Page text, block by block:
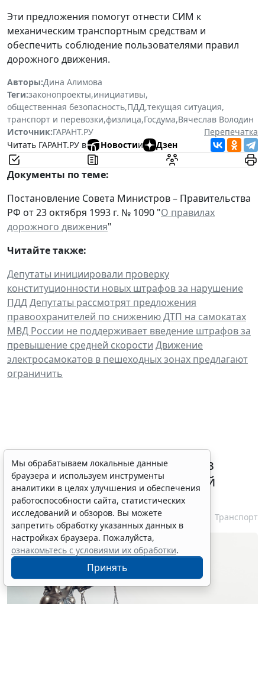
Эти предложения помогут отнести СИМ к
механическим транспортным средствам и
обеспечить соблюдение пользователями правил
дорожного движения.
Авторы:Дина Алимова
Теги:законопроекты,инициативы,
общественная безопасность,ПДД,текущая ситуация,
транспорт и перевозки,физлица,Госдума,Вячеслав Володин
Источник:ГАРАНТ.РУ
Перепечатка
Читать ГАРАНТ.РУ в
Новостии Дзен
Документы по теме:
Постановление Совета Министров – Правительства
РФ от 23 октября 1993 г. № 1090 "О правилах
дорожного движения"
Читайте также:
Депутаты инициировали проверку
конституционности новых штрафов за нарушение
ПДДДепутаты рассмотрят предложения
правоохранителей по снижению ДТП на самокатах
МВД России не поддерживает введение штрафов за
превышение средней скорости Движение
электросамокатов в пешеходных зонах предлагают
ограничить
ВС РФ признал лишение прав
незаконным при неизвестной
личности водителя
7 августа 2026 16:37 Транспорт
Мы обрабатываем локальные данные
браузера и используем инструменты
аналитики в целях улучшения и обеспечения
работоспособности сайта, статистических
исследований и обзоров. Вы можете
запретить обработку указанных данных в
настройках браузера. Пожалуйста,
ознакомьтесь с условиями их обработки.
Принять